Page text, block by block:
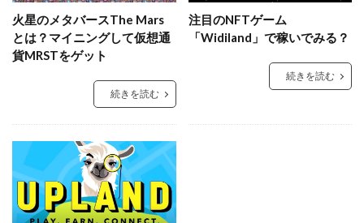
火星のメタバースThe Mars
とは？マイニングして仮想通
貨MRSTをゲット
続きを読む
注目のNFTゲーム
「Widiland」で稼いでみる？
続きを読む